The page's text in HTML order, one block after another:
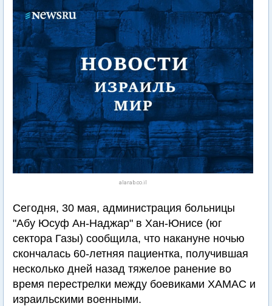
alarab.co.il
Сегодня, 30 мая, администрация больницы
"Абу Юсуф Ан-Наджар" в Хан-Юнисе (юг
сектора Газы) сообщила, что накануне ночью
скончалась 60-летняя пациентка, получившая
несколько дней назад тяжелое ранение во
время перестрелки между боевиками ХАМАС и
израильскими военными.